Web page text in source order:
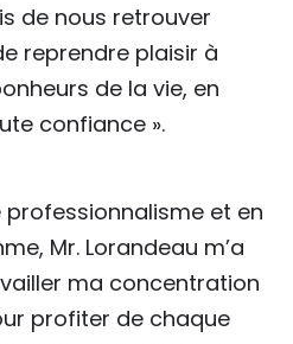
de nous retrouver
reprendre plaisir à
de la vie, en
confiance ».
professionnalisme et en
Mr. Lorandeau m’a
ma concentration
profiter de chaque